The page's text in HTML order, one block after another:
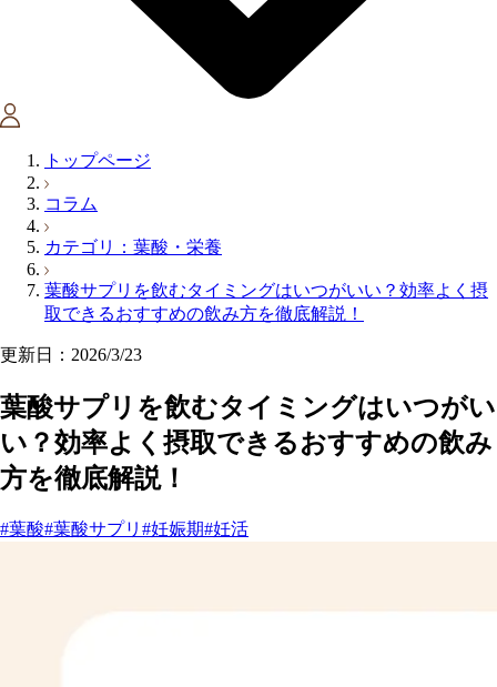
トップページ
コラム
カテゴリ：葉酸・栄養
葉酸サプリを飲むタイミングはいつがいい？効率よく摂
取できるおすすめの飲み方を徹底解説！
更新日：2026/3/23
葉酸サプリを飲むタイミングはいつがい
い？効率よく摂取できるおすすめの飲み
方を徹底解説！
#葉酸#葉酸サプリ #妊娠期#妊活